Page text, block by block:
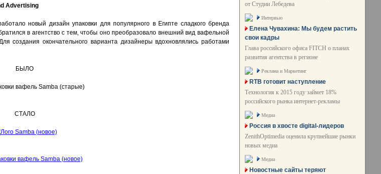
Advertising
новый дизайн упаковки для популярного в Египте сладкого бренда
в агентство с тем, чтобы оно преобразовало внешний вид вафельной
создания окончательного варианта дизайнеры вдохновлялись работами
БЫЛО
СТАЛО
от Студии Лебедева
Интервью
Елена Чувахина: Мы будем растить
свои кадры
Глава российского офиса FITCH о планах
развития агентства в регионе
Реклама и Маркетинг
RTB готовит наступление
Технология к 2015 году займет 18%
российского рынка интернет-рекламы
Медиа
Россия в хвосте digital-лидеров
ZenithOptimedia оценила крупнейшие рынки
новых медиа
Медиа
Новостные сайты теряют